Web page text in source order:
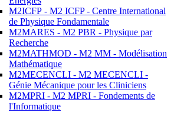
M2ICFP - M2 ICFP - Centre International
de Physique Fondamentale
M2MARES - M2 PBR - Physique par
Recherche
M2MATHMOD - M2 MM - Modélisation
Mathématique
M2MECENCLI - M2 MECENCLI -
Génie Mécanique pour les Cliniciens
M2MPRI - M2 MPRI - Fondements de
l'Informatique